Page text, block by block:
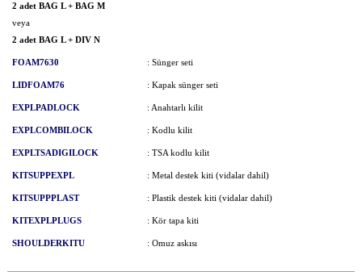
2 adet BAG L + BAG M
veya
2 adet BAG L + DIV N
FOAM7630 : Sünger seti
LIDFOAM76 : Kapak sünger seti
EXPLPADLOCK : Anahtarlı kilit
EXPLCOMBILOCK : Kodlu kilit
EXPLTSADIGILOCK : TSA kodlu kilit
KITSUPPEXPL : Metal destek kiti (vidalar dahil)
KITSUPPPLAST : Plastik destek kiti (vidalar dahil)
KITEXPLPLUGS : Kör tapa kiti
SHOULDERKITU : Omuz askısı